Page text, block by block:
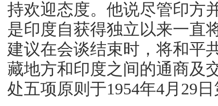
持欢迎态度。他说尽管印方
是印度自获得独立以来一直
建议在会谈结束时，将和平
藏地方和印度之间的通商及
处五项原则于1954年4月29